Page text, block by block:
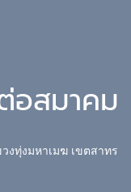
อสมาคม
งทุ่งมหาเมฆ เขตสาทร